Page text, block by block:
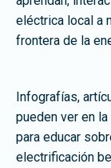
eléctrica local a
frontera de la
Infografías,
pueden ver en la
para educar
electrificación